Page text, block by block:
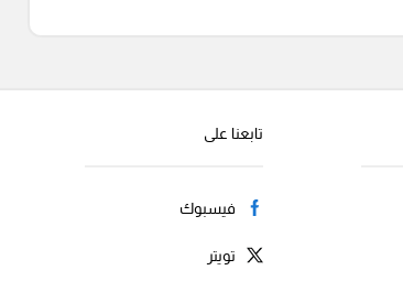
تابعنا على
فيسبوك
تويتر